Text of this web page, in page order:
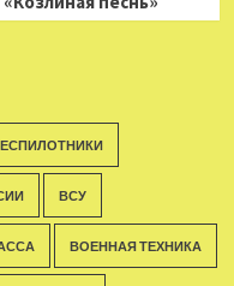
ВСУ
ВОЕННАЯ ТЕХНИКА